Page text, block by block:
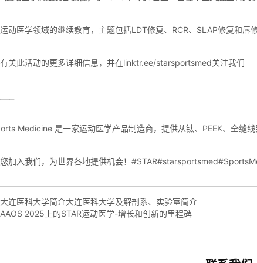
大连医科大学简介大连医科大学及解剖系、实验室简介
AAOS 2025上的STAR运动医学-增长和创新的里程碑